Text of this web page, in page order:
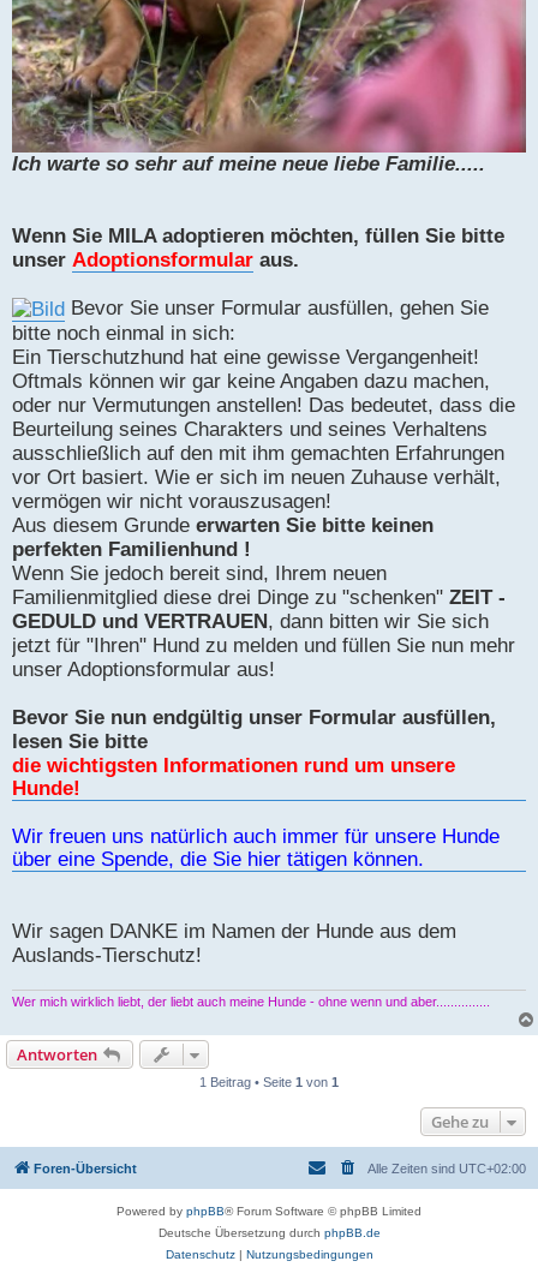
Ich warte so sehr auf meine neue liebe Familie.....
Wenn Sie MILA adoptieren möchten, füllen Sie bitte
unser Adoptionsformular aus.
Bevor Sie unser Formular ausfüllen, gehen Sie
bitte noch einmal in sich:
Ein Tierschutzhund hat eine gewisse Vergangenheit!
Oftmals können wir gar keine Angaben dazu machen,
oder nur Vermutungen anstellen! Das bedeutet, dass die
Beurteilung seines Charakters und seines Verhaltens
ausschließlich auf den mit ihm gemachten Erfahrungen
vor Ort basiert. Wie er sich im neuen Zuhause verhält,
vermögen wir nicht vorauszusagen!
Aus diesem Grunde erwarten Sie bitte keinen
perfekten Familienhund !
Wenn Sie jedoch bereit sind, Ihrem neuen
Familienmitglied diese drei Dinge zu "schenken" ZEIT -
GEDULD und VERTRAUEN , dann bitten wir Sie sich
jetzt für "Ihren" Hund zu melden und füllen Sie nun mehr
unser Adoptionsformular aus!
Bevor Sie nun endgültig unser Formular ausfüllen,
lesen Sie bitte
die wichtigsten Informationen rund um unsere
Hunde!
Wir freuen uns natürlich auch immer für unsere Hunde
über eine Spende, die Sie hier tätigen können.
Wir sagen DANKE im Namen der Hunde aus dem
Auslands-Tierschutz!
Wer mich wirklich liebt, der liebt auch meine Hunde - ohne wenn und aber...............
Antworten
1 Beitrag • Seite 1 von 1
Gehe zu
Foren-Übersicht Alle Zeiten sind UTC+02:00
Powered by phpBB® Forum Software © phpBB Limited
Deutsche Übersetzung durch phpBB.de
Datenschutz| Nutzungsbedingungen